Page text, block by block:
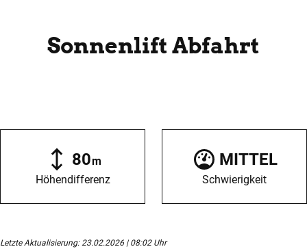
Sonnenlift Abfahrt
80m
Höhendifferenz
MITTEL
Schwierigkeit
Letzte Aktualisierung: 23.02.2026 | 08:02 Uhr